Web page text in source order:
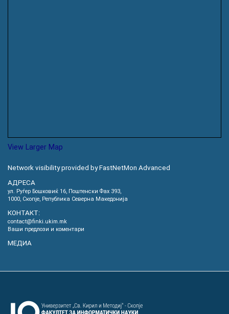
View Larger Map
Network visibility provided by FastNetMon Advanced
АДРЕСА
ул. Руѓер Бошковиќ 16, Пoштенски Фах 393,
1000, Скопје, Република Северна Македонија
КОНТАКТ:
contact@finki.ukim.mk
Ваши предлози и коментари
МЕДИА